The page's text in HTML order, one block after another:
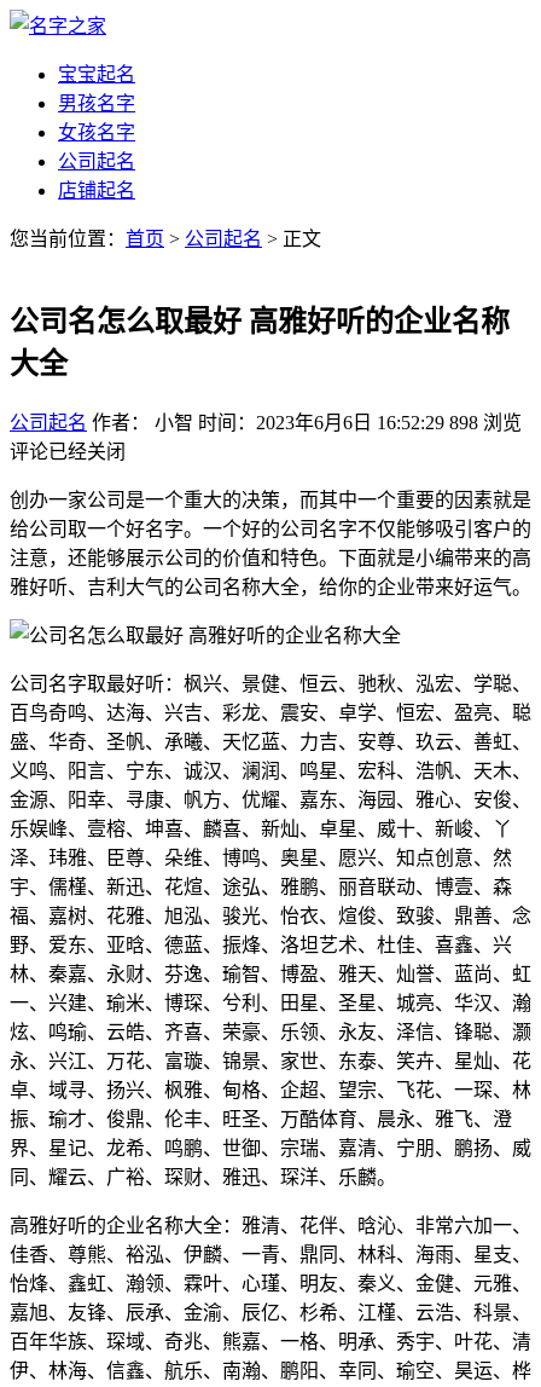
宝宝起名
男孩名字
女孩名字
公司起名
店铺起名
您当前位置： 首页 > 公司起名 > 正文
公司名怎么取最好 高雅好听的企业名称
大全
公司起名 作者： 小智 时间：2023年6月6日 16:52:29 898 浏览
评论已经关闭
创办一家公司是一个重大的决策，而其中一个重要的因素就是
给公司取一个好名字。一个好的公司名字不仅能够吸引客户的
注意，还能够展示公司的价值和特色。下面就是小编带来的高
雅好听、吉利大气的公司名称大全，给你的企业带来好运气。
公司名字取最好听：枫兴、景健、恒云、驰秋、泓宏、学聪、
百鸟奇鸣、达海、兴吉、彩龙、震安、卓学、恒宏、盈亮、聪
盛、华奇、圣帆、承曦、天忆蓝、力吉、安尊、玖云、善虹、
义鸣、阳言、宁东、诚汉、澜润、鸣星、宏科、浩帆、天木、
金源、阳幸、寻康、帆方、优耀、嘉东、海园、雅心、安俊、
乐娱峰、壹榕、坤喜、麟喜、新灿、卓星、威十、新峻、丫
泽、玮雅、臣尊、朵维、博鸣、奥星、愿兴、知点创意、然
宇、儒槿、新迅、花煊、途弘、雅鹏、丽音联动、博壹、森
福、嘉树、花雅、旭泓、骏光、怡衣、煊俊、致骏、鼎善、念
野、爱东、亚晗、德蓝、振烽、洛坦艺术、杜佳、喜鑫、兴
林、秦嘉、永财、芬逸、瑜智、博盈、雅天、灿誉、蓝尚、虹
一、兴建、瑜米、博琛、兮利、田星、圣星、城亮、华汉、瀚
炫、鸣瑜、云皓、齐喜、荣豪、乐领、永友、泽信、锋聪、灏
永、兴江、万花、富璇、锦景、家世、东泰、笑卉、星灿、花
卓、域寻、扬兴、枫雅、甸格、企超、望宗、飞花、一琛、林
振、瑜才、俊鼎、伦丰、旺圣、万酷体育、晨永、雅飞、澄
界、星记、龙希、鸣鹏、世御、宗瑞、嘉清、宁朋、鹏扬、威
同、耀云、广裕、琛财、雅迅、琛洋、乐麟。
高雅好听的企业名称大全：雅清、花伴、晗沁、非常六加一、
佳香、尊熊、裕泓、伊麟、一青、鼎同、林科、海雨、星支、
怡烽、鑫虹、瀚领、霖叶、心瑾、明友、秦义、金健、元雅、
嘉旭、友锋、辰承、金渝、辰亿、杉希、江槿、云浩、科景、
百年华族、琛域、奇兆、熊嘉、一格、明承、秀宇、叶花、清
伊、林海、信鑫、航乐、南瀚、鹏阳、幸同、瑜空、昊运、桦